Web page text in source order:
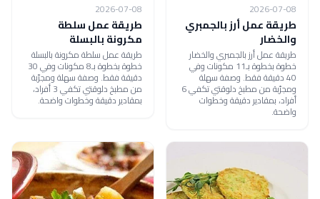
2026-07-08
طريقة عمل أرز بالجمبري
والخضار
طريقة عمل أرز بالجمبري والخضار
خطوة بخطوة بـ11 مكونات وفي
40 دقيقة فقط. وصفة سهلة
ومجرّبة من مطبخ دلوقتي تكفي 6
أفراد، بمقادير دقيقة وخطوات
واضحة.
2026-07-08
طريقة عمل سلطة
مكرونة بالبسلة
طريقة عمل سلطة مكرونة بالبسلة
خطوة بخطوة بـ8 مكونات وفي 30
دقيقة فقط. وصفة سهلة ومجرّبة
من مطبخ دلوقتي تكفي 3 أفراد،
بمقادير دقيقة وخطوات واضحة.